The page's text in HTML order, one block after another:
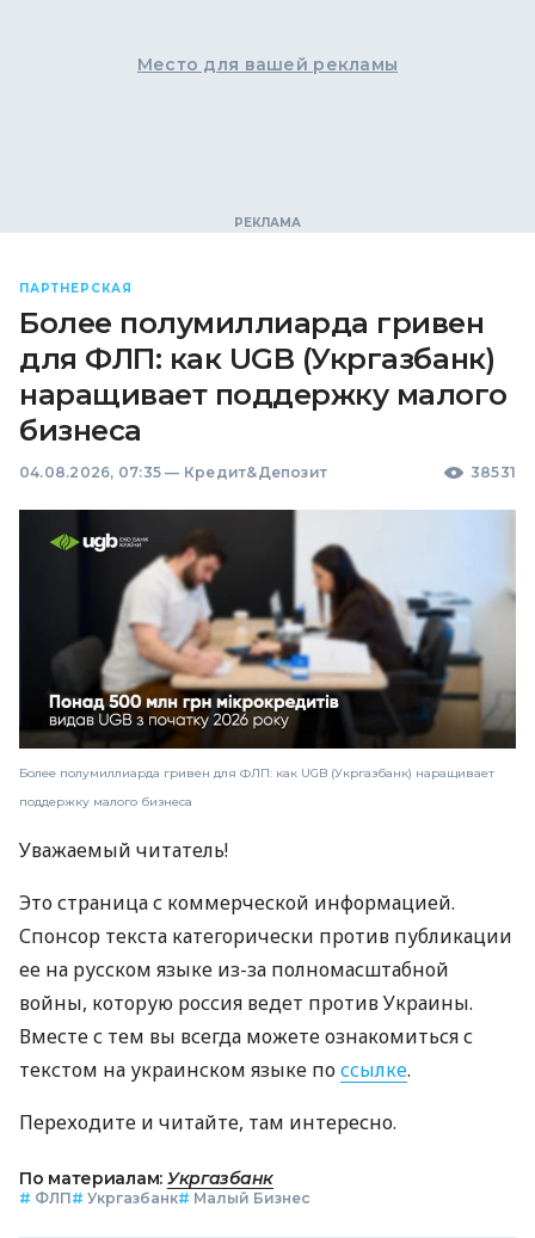
Место для вашей рекламы
ПАРТНЕРСКАЯ
Более полумиллиарда гривен
для ФЛП: как UGB (Укргазбанк)
наращивает поддержку малого
бизнеса
04.08.2026, 07:35 — Кредит&Депозит 38531
Более полумиллиарда гривен для ФЛП: как UGB (Укргазбанк) наращивает
поддержку малого бизнеса
Уважаемый читатель!
Это страница с коммерческой информацией.
Спонсор текста категорически против публикации
ее на русском языке из-за полномасштабной
войны, которую россия ведет против Украины.
Вместе с тем вы всегда можете ознакомиться с
текстом на украинском языке поссылке.
Переходите и читайте, там интересно.
По материалам: Укргазбанк
# ФЛП# Укргазбанк# Малый Бизнес